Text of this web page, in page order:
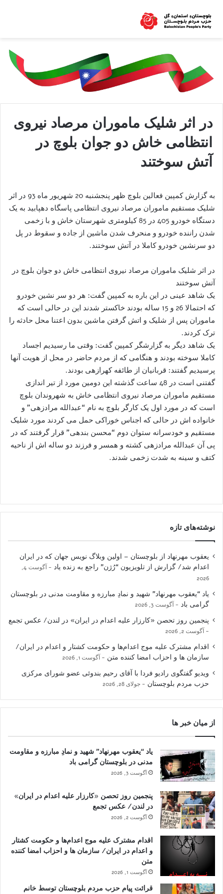
در اثر شلیک ماموران مرصاد نیروی
انتظامی خاش دو جوان بلوچ در
آتش سوختند
به گزارش کمپین فعالین بلوچ ظهر پنجشنبه 20 شهریور ماه 93 در اثر
شلیک مستقیم ماموران مرصاد نیروی انتظامی پاسگاه دهپابید به یک
دستگاه خودرو 405 در 85 کیلومتری شهرستان خاش و با زخمی
شدن راننده خودرو و منحرف شدن ماشین از جاده و سقوط در پل
دو سرنشین خودرو کاملا در آتش سوختند.
در اثر شلیک ماموران مرصاد نیروی انتظامی خاش دو جوان بلوچ در
آتش سوختند
یک شاهد عینی در این باره به کمپین گفت: هر دو سر نشین خودرو
که احتمالا 26 و 15 ساله بودند خاکستر شدند این در حالی است که
ماموران پس از شلیک و اتش گرفتن ماشین بدون اعتنا محل حادثه را
ترک کردند.
یک شاهد دیگر به گزارشگر کمپین گفت: وقتی ما رسیدیم اجساد
کاملا سوخته بودند و هنگامی که از مردم حاضر در محل از هویت آنها
پرسیدیم گفتند: قربانیان از طائفه کهرازهی بودند.
گفتنی است در 48 ساعت گذشته این دومین مورد از تیر اندازی
مستقیم ماموران مرصاد نیروی انتظامی خاش به شهروندان بلوچ
است که در مورد اول یک کارگر بلوچ به نام “عبدالله مرادزهی” و
خانواده اش در حالی که اجناس خوراکی حمل می کردند مورد شلیک
مستقیم و خودسرانه ستوان دوم “محسن بندهی” قرار گرفتند که در
پی آن عبدالله مرادزهی کشته و همسر و فرزند دو ساله اش از ناحیه
کتف و سینه به شدت زخمی شدند.
نوشته‌های تازه
یعقوب مهرنهاد از بلوچستان – اولین وبلاگ نویس جهان که در ایران
اعدام شد/ گزارش از تلویزیون “رُژن” راجع به زنده یاد
آگوست 4,
2026
یاد “یعقوب مهرنهاد” شهید و نمادِ مبارزه و مقاومت مدنی در بلوچستان
گرامی باد
آگوست 3, 2026
پنجمین روز تحصن «کارزار علیه اعدام در ایران» در لندن/ عکس تجمع
آگوست 2, 2026
اقدام مشترک علیه موج اعدام‌ها و حکومت کشتار و اعدام در ایران/
سازمان ها و احزاب امضا کننده متن
آگوست 1, 2026
ویدیو گفتگوی رادیو فردا با آقای رحیم بندوئی عضو شورای مرکزی
حزب مردم بلوچستان
جولای 28, 2026
از میان خبر ها
یاد “یعقوب مهرنهاد” شهید و نمادِ مبارزه و مقاومت
مدنی در بلوچستان گرامی باد
آگوست 3, 2026
پنجمین روز تحصن «کارزار علیه اعدام در ایران»
در لندن/ عکس تجمع
آگوست 2, 2026
اقدام مشترک علیه موج اعدام‌ها و حکومت کشتار
و اعدام در ایران/ سازمان ها و احزاب امضا کننده
متن
آگوست 1, 2026
قرائت پیام حزب مردم بلوچستان توسط خانم